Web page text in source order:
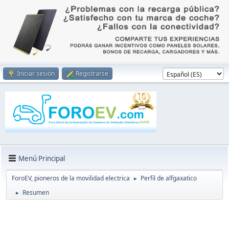
Iniciar sesión Registrarse
Menú Principal
ForoEV, pioneros de la movilidad electrica ► Perfil de alfgaxatico
► Resumen